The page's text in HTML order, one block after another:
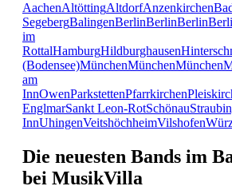
AachenAltöttingAltdorfAnzenkirchen
SegebergBalingenBerlinBerlinBerlin
im
RottalHamburgHildburghausen
(Bodensee)MünchenMünchenMünchen
am
InnOwenParkstettenPfarrkirchen
EnglmarSankt Leon-RotSchönau
InnUhingenVeitshöchheimVilshofen
Die neuesten Bands im
bei MusikVilla